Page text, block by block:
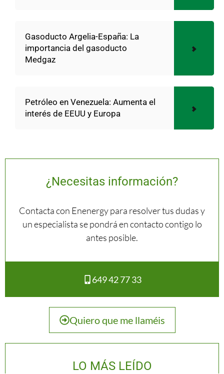
Gasoducto Argelia-España: La
importancia del gasoducto
Medgaz
Petróleo en Venezuela: Aumenta el
interés de EEUU y Europa
¿Necesitas información?
Contacta con Enenergy para resolver tus dudas y
un especialista se pondrá en contacto contigo lo
antes posible.
649 42 77 33
Quiero que me llaméis
LO MÁS LEÍDO